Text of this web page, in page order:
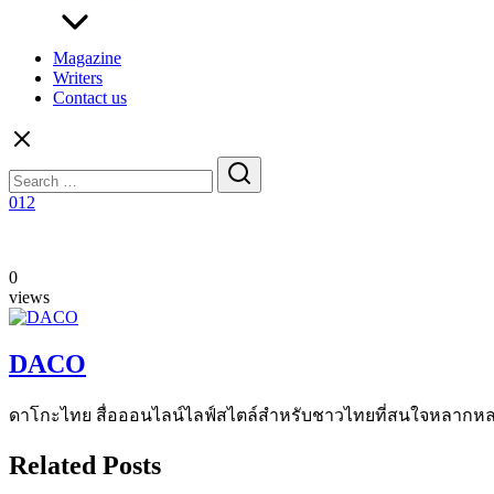
Magazine
Writers
Contact us
for:
012
0
views
DACO
ดาโกะไทย สื่อออนไลน์ไลฟ์สไตล์สำหรับชาวไทยที่สนใจหลากห
Related Posts